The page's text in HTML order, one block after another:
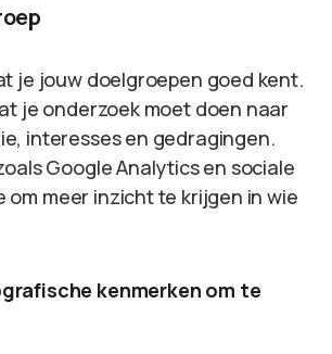
je jouw doelgroepen goed kent.
je onderzoek moet doen naar
interesses en gedragingen.
Google Analytics en sociale
om meer inzicht te krijgen in wie
kenmerken om te